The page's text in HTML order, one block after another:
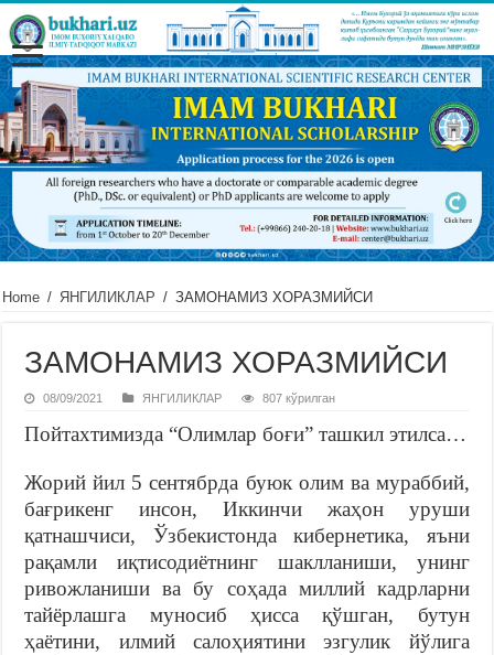
Home / ЯНГИЛИКЛАР / ЗАМОНАМИЗ ХОРАЗМИЙСИ
ЗАМОНАМИЗ ХОРАЗМИЙСИ
08/09/2021 ЯНГИЛИКЛАР 807 кўрилган
Пойтахтимизда “Олимлар боғи” ташкил этилса…
Жорий йил 5 сентябрда буюк олим ва мураббий,
бағрикенг инсон, Иккинчи жаҳон уруши
қатнашчиси, Ўзбекистонда кибернетика, яъни
рақамли иқтисодиётнинг шаклланиши, унинг
ривожланиши ва бу соҳада миллий кадрларни
тайёрлашга муносиб ҳисса қўшган, бутун
ҳаётини, илмий салоҳиятини эзгулик йўлига